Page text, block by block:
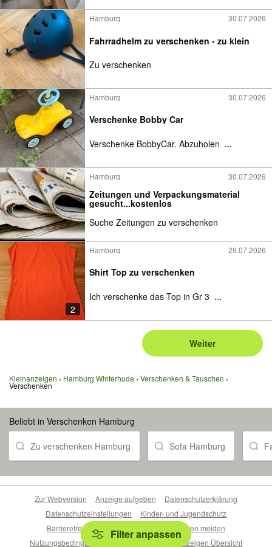
Hamburg 30.07.2026
Fahrradhelm zu verschenken - zu klein
Zu verschenken
Hamburg 30.07.2026
Verschenke Bobby Car
Verschenke BobbyCar. Abzuholen ...
Hamburg 30.07.2026
Zeitungen und Verpackungsmaterial
gesucht...kostenlos
Suche Zeitungen zu verschenken
2
Hamburg 29.07.2026
Shirt Top zu verschenken
Ich verschenke das Top in Gr 3 ...
Weiter
Kleinanzeigen Hamburg Winterhude Verschenken & Tauschen
Verschenken
Beliebt in Verschenken Hamburg
Zu verschenken Hamburg Sofa Hamburg
Filter anpassen
Zur Webversion Anzeige aufgeben
Datenschutzerklärung
Datenschutzeinstellungen
Kinder- und Jugendschutz
Barrierefreiheitserklärung
Sicherheitslücken melden
Nutzungsbedingungen
Beliebte Suchen Anzeigen Übersicht